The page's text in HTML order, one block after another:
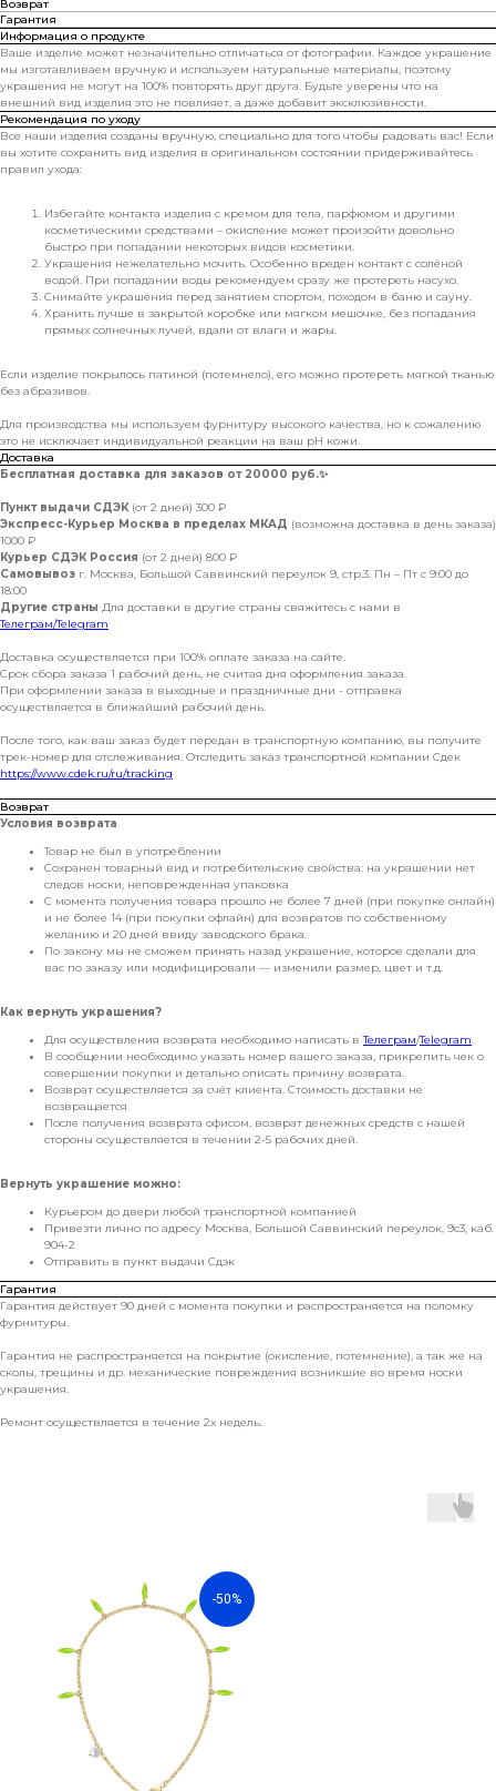
Возврат
Гарантия
Информация о продукте
Ваше изделие может незначительно отличаться от фотографии. Каждое украшение
мы изготавливаем вручную и используем натуральные материалы, поэтому
украшения не могут на 100% повторять друг друга. Будьте уверены что на
внешний вид изделия это не повлияет, а даже добавит эксклюзивности.
Рекомендация по уходу
Все наши изделия созданы вручную, специально для того чтобы радовать вас! Если
вы хотите сохранить вид изделия в оригинальном состоянии придерживайтесь
правил ухода:
Избегайте контакта изделия с кремом для тела, парфюмом и другими
косметическими средствами – окисление может произойти довольно
быстро при попадании некоторых видов косметики.
Украшения нежелательно мочить. Особенно вреден контакт с солёной
водой. При попадании воды рекомендуем сразу же протереть насухо.
Снимайте украшения перед занятием спортом, походом в баню и сауну.
Хранить лучше в закрытой коробке или мягком мешочке, без попадания
прямых солнечных лучей, вдали от влаги и жары.
Если изделие покрылось патиной (потемнело), его можно протереть мягкой тканью
без абразивов.
Для производства мы используем фурнитуру высокого качества, но к сожалению
это не исключает индивидуальной реакции на ваш pH кожи.
Доставка
Бесплатная доставка для заказов от 20000 руб.✨
Пункт выдачи СДЭК (от 2 дней) 300 ₽
Экспресс-Курьер Москва в пределах МКАД (возможна доставка в день заказа)
1000 ₽
Курьер СДЭК Россия (от 2 дней) 800 ₽
Самовывоз г. Москва, Большой Саввинский переулок 9, стр.3. Пн – Пт с 9:00 до
18:00
Другие страны Для доставки в другие страны свяжитесь с нами в
Телеграм/Telegram
Доставка осуществляется при 100% оплате заказа на сайте.
Срок сбора заказа 1 рабочий день, не считая дня оформления заказа.
При оформлении заказа в выходные и праздничные дни - отправка
осуществляется в ближайший рабочий день.
После того, как ваш заказ будет передан в транспортную компанию, вы получите
трек-номер для отслеживания. Отследить заказ транспортной компании Сдек
https://www.cdek.ru/ru/tracking
Возврат
Условия возврата
Товар не был в употреблении
Сохранен товарный вид и потребительские свойства: на украшении нет
следов носки, неповрежденная упаковка
С момента получения товара прошло не более 7 дней (при покупке онлайн)
и не более 14 (при покупки офлайн) для возвратов по собственному
желанию и 20 дней ввиду заводского брака.
По закону мы не сможем принять назад украшение, которое сделали для
вас по заказу или модифицировали — изменили размер, цвет и т.д.
Как вернуть украшения?
Для осуществления возврата необходимо написать вТелеграм/Telegram.
В сообщении необходимо указать номер вашего заказа, прикрепить чек о
совершении покупки и детально описать причину возврата.
Возврат осуществляется за счёт клиента. Стоимость доставки не
возвращается
После получения возврата офисом, возврат денежных средств с нашей
стороны осуществляется в течении 2-5 рабочих дней.
Вернуть украшение можно:
Курьером до двери любой транспортной компанией
Привезти лично по адресу Москва, Большой Саввинский переулок, 9с3, каб.
904-2
Отправить в пункт выдачи Сдэк
Гарантия
Гарантия действует 90 дней с момента покупки и распространяется на поломку
фурнитуры.
Гарантия не распространяется на покрытие (окисление, потемнение), а так же на
сколы, трещины и др. механические повреждения возникшие во время носки
украшения.
Ремонт осуществляется в течение 2х недель.
-50%